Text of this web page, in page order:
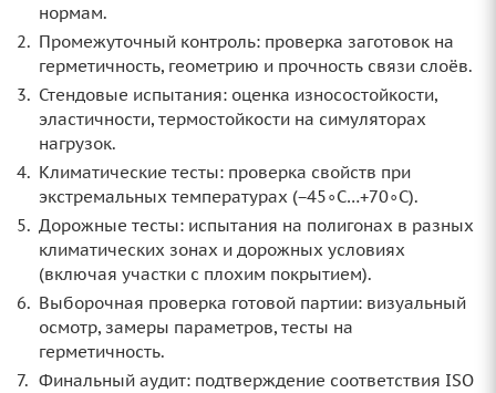
нормам.
Промежуточный контроль: проверка заготовок на
герметичность, геометрию и прочность связи слоёв.
Стендовые испытания: оценка износостойкости,
эластичности, термостойкости на симуляторах
нагрузок.
Климатические тесты: проверка свойств при
экстремальных температурах (−45∘C…+70∘C).
Дорожные тесты: испытания на полигонах в разных
климатических зонах и дорожных условиях
(включая участки с плохим покрытием).
Выборочная проверка готовой партии: визуальный
осмотр, замеры параметров, тесты на
герметичность.
Финальный аудит: подтверждение соответствия ISO